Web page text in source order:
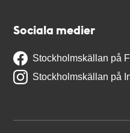
Sociala medier
Stockholmskällan på
Stockholmskällan på